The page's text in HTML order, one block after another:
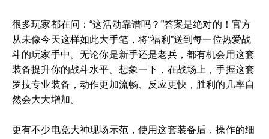
很多玩家都在问：“这活动靠谱吗？”答案是绝对的！官方
从未像今天这样如此大手笔，将“福利”送到每一位热爱战
斗的玩家手中。无论你是新手还是老兵，都有机会用这套
装备提升你的战斗水平。想象一下，在战场上，手握这套
罗技专业装备，动作更加流畅、反应更快，胜利的几率自
然会大大增加。
更有不少电竞大神现场示范，使用这套装备后，操作的细